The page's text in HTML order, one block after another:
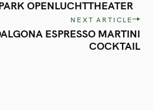
OPENLUCHTTHEATER
NEXT ARTICLE
ESPRESSO MARTINI
COCKTAIL